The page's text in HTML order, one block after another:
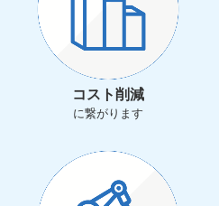
コスト削減
に繋がります